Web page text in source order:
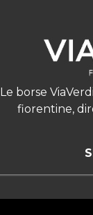
Le borse
fiorentine,